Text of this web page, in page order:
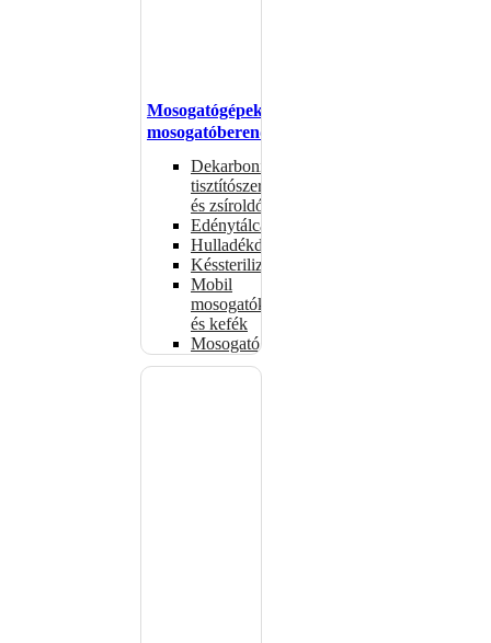
Mosogatógépek,
mosogatóberendezések
Dekarbonizáló
tisztítószerek
és zsíroldók
Edénytálcák
Hulladékdarálók
Késsterilizátorok
Mobil
mosogatók
és kefék
Mosogatógépkosarak